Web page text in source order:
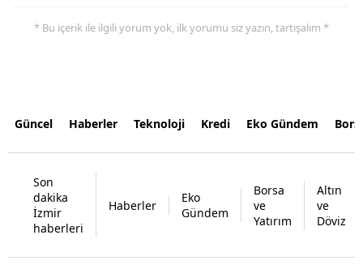
* Bu içerik ile ilgili yorum yok, ilk yorumu siz yazın, tartışalım *
Güncel Haberler Teknoloji Kredi Eko Gündem
Son
dakika
İzmir
haberleri
Haberler
Eko
Gündem
Borsa
ve
Yatırım
Altın
ve
Döviz